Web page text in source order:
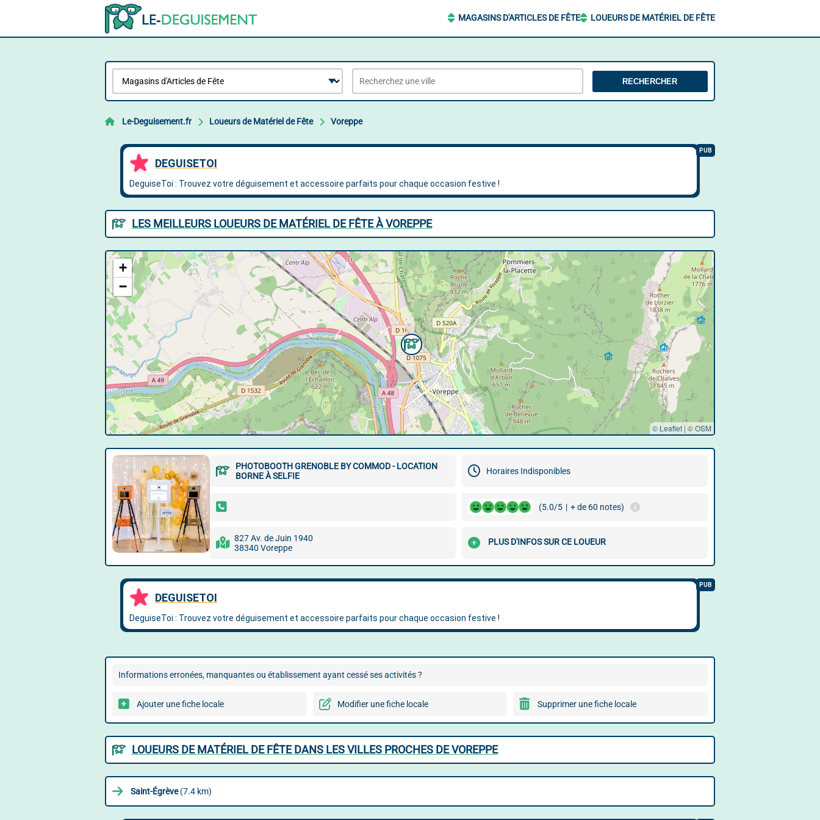
MAGASINS D'ARTICLES DE FÊTE LOUEURS DE MATÉRIEL DE FÊTE
RECHERCHER
Le-Deguisement.fr Loueurs de Matériel de Fête Voreppe
LES MEILLEURS LOUEURS DE MATÉRIEL DE FÊTE À VOREPPE
+
−
© Leaflet | ©OSM
PHOTOBOOTH GRENOBLE BY COMMOD - LOCATION
BORNE À SELFIE
Horaires Indisponibles
(5.0/5 | + de 60 notes)
827 Av. de Juin 1940
38340 Voreppe
PLUS D'INFOS SUR CE LOUEUR
Informations erronées, manquantes ou établissement ayant cessé ses activités ?
Ajouter une fiche locale Modifier une fiche locale Supprimer une fiche locale
LOUEURS DE MATÉRIEL DE FÊTE DANS LES VILLES PROCHES DE VOREPPE
Saint-Égrève(7.4 km)